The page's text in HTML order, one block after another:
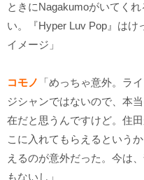
ときにNagakumoがいてく
い。『Hyper Luv Pop』はけ
イメージ」
コモノ
「めっちゃ意外。ラ
ジシャンではないので、本
在だと思うんですけど。住
こに入れてもらえるという
えるのが意外だった。今は
もないし」